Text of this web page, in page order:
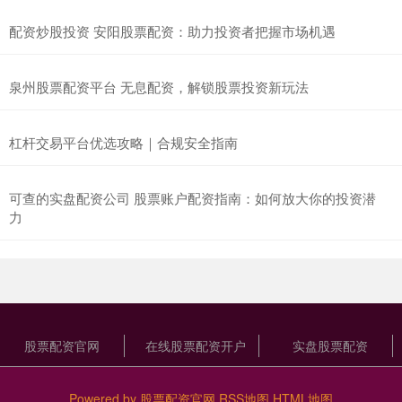
配资炒股投资 安阳股票配资：助力投资者把握市场机遇
泉州股票配资平台 无息配资，解锁股票投资新玩法
杠杆交易平台优选攻略｜合规安全指南
可查的实盘配资公司 股票账户配资指南：如何放大你的投资潜
力
股票配资官网 在线股票配资开户 实盘股票配资